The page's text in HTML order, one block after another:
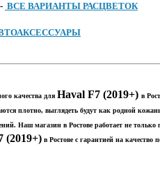
ВСЕ ВАРИАНТЫ РАСЦВЕТОК
качества для Haval F7 (2019+)​ в
плотно, выглядеть будут как родной
Наш магазин в Ростове работает не
(2019+)​​ в Ростове с гарантией на качество